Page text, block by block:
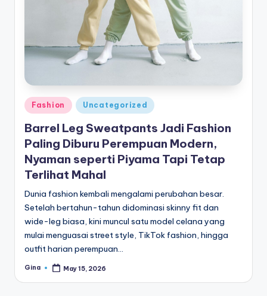
a
Posted
Fashion Uncategorized
Barrel Leg Sweatpants Jadi Fashion
Paling Diburu Perempuan Modern,
Nyaman seperti Piyama Tapi Tetap
Terlihat Mahal
Dunia fashion kembali mengalami perubahan besar.
Setelah bertahun-tahun didominasi skinny fit dan
wide-leg biasa, kini muncul satu model celana yang
mulai menguasai street style, TikTok fashion, hingga
outfit harian perempuan…
Posted
Gina May 15, 2026